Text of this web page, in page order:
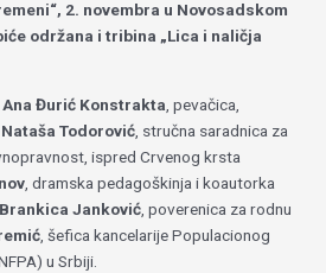
2. novembra u Novosadskom
održana i tribina „Lica i naličja
Ana Đurić Konstrakta , pevačica,
Nataša Todorović , stručna saradnica za
ispred Crvenog krsta
, dramska pedagoškinja i koautorka
Brankica Janković , poverenica za rodnu
, šefica kancelarije Populacionog
u Srbiji.